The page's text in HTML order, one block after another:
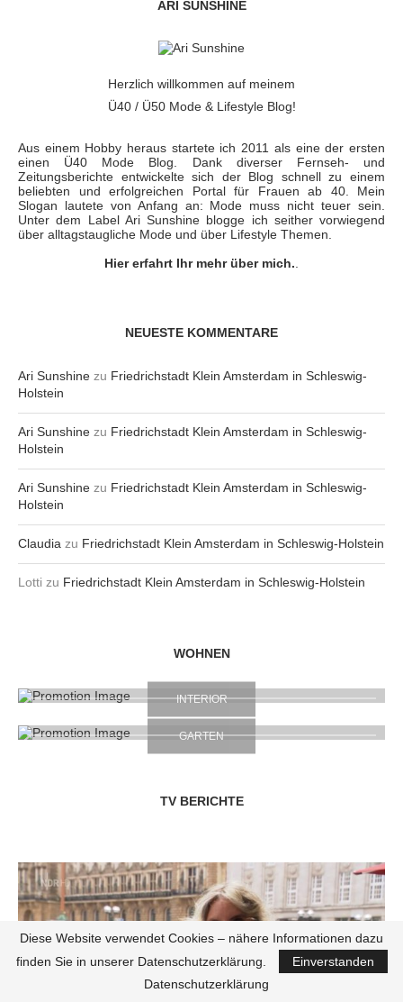
ARI SUNSHINE
Herzlich willkommen auf meinem
Ü40 / Ü50 Mode & Lifestyle Blog!
Aus einem Hobby heraus startete ich 2011 als eine der ersten
einen Ü40 Mode Blog. Dank diverser Fernseh- und
Zeitungsberichte entwickelte sich der Blog schnell zu einem
beliebten und erfolgreichen Portal für Frauen ab 40. Mein
Slogan lautete von Anfang an: Mode muss nicht teuer sein.
Unter dem Label Ari Sunshine blogge ich seither vorwiegend
über alltagstaugliche Mode und über Lifestyle Themen.
Hier erfahrt Ihr mehr über mich.
NEUESTE KOMMENTARE
Ari Sunshine zu Friedrichstadt Klein Amsterdam in Schleswig-
Holstein
Ari Sunshine zu Friedrichstadt Klein Amsterdam in Schleswig-
Holstein
Ari Sunshine zu Friedrichstadt Klein Amsterdam in Schleswig-
Holstein
Claudia zu Friedrichstadt Klein Amsterdam in Schleswig-Holstein
Lotti zu Friedrichstadt Klein Amsterdam in Schleswig-Holstein
WOHNEN
INTERIOR
GARTEN
TV BERICHTE
Diese Website verwendet Cookies – nähere Informationen dazu
finden Sie in unserer Datenschutzerklärung.
Einverstanden
Datenschutzerklärung